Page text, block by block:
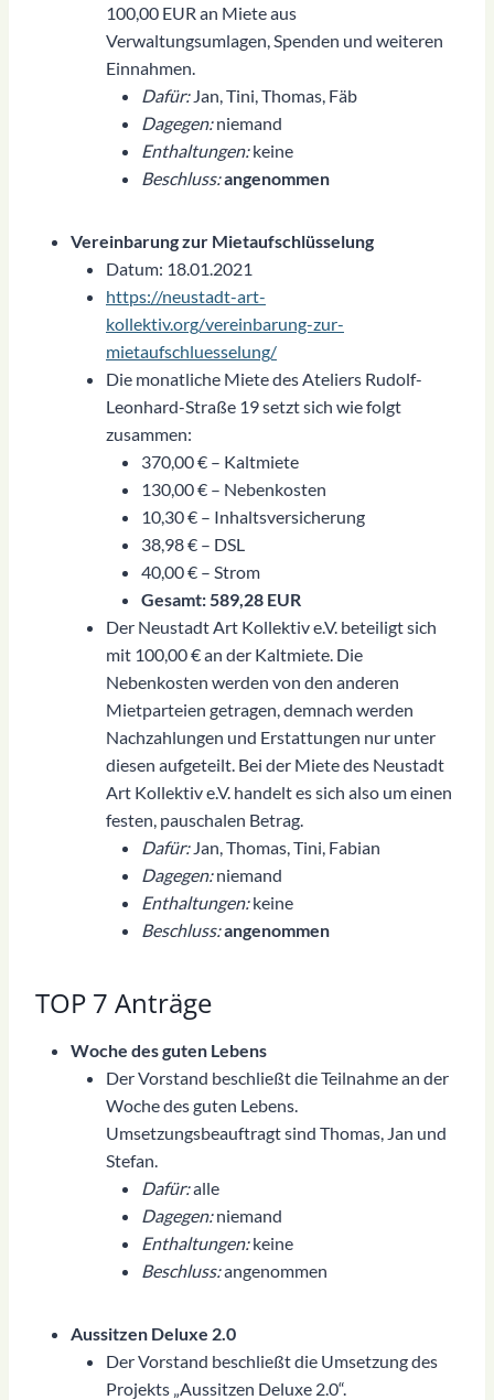
100,00 EUR an Miete aus
Verwaltungsumlagen, Spenden und weiteren
Einnahmen.
Dafür:Jan, Tini, Thomas, Fäb
Dagegen:niemand
Enthaltungen:keine
Beschluss:angenommen
Vereinbarung zur Mietaufschlüsselung
Datum: 18.01.2021
https://neustadt-art-
kollektiv.org/vereinbarung-zur-
mietaufschluesselung/
Die monatliche Miete des Ateliers Rudolf-
Leonhard-Straße 19 setzt sich wie folgt
zusammen:
370,00 € – Kaltmiete
130,00 € – Nebenkosten
10,30 € – Inhaltsversicherung
38,98 € – DSL
40,00 € – Strom
Gesamt: 589,28 EUR
Der Neustadt Art Kollektiv e.V. beteiligt sich
mit 100,00 € an der Kaltmiete. Die
Nebenkosten werden von den anderen
Mietparteien getragen, demnach werden
Nachzahlungen und Erstattungen nur unter
diesen aufgeteilt. Bei der Miete des Neustadt
Art Kollektiv e.V. handelt es sich also um einen
festen, pauschalen Betrag.
Dafür:Jan, Thomas, Tini, Fabian
Dagegen:niemand
Enthaltungen:keine
Beschluss:angenommen
TOP 7 Anträge
Woche des guten Lebens
Der Vorstand beschließt die Teilnahme an der
Woche des guten Lebens.
Umsetzungsbeauftragt sind Thomas, Jan und
Stefan.
Dafür:alle
Dagegen:niemand
Enthaltungen:keine
Beschluss:angenommen
Aussitzen Deluxe 2.0
Der Vorstand beschließt die Umsetzung des
Projekts „Aussitzen Deluxe 2.0“.